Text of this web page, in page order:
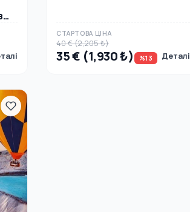
СТАРТОВА ЦІНА
40 € (2,205 ₺)
35 € (1,930 ₺) %13 Деталі